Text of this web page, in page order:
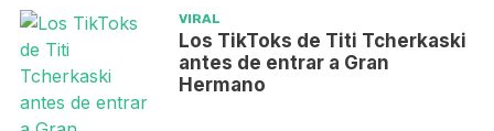
VIRAL
Los TikToks de Titi Tcherkaski
antes de entrar a Gran
Hermano